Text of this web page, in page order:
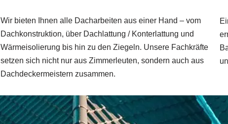
Wir bieten Ihnen alle Dacharbeiten aus einer Hand – vom
Dachkonstruktion, über Dachlattung / Konterlattung und
Wärmeisolierung bis hin zu den Ziegeln. Unsere Fachkräfte
setzen sich nicht nur aus Zimmerleuten, sondern auch aus
Dachdeckermeistern zusammen.